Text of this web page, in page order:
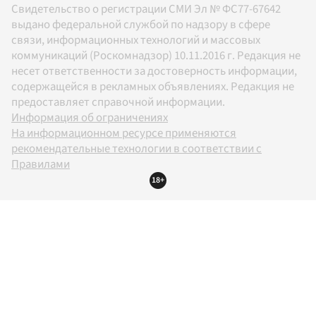
Свидетельство о регистрации СМИ Эл № ФС77-67642
выдано федеральной службой по надзору в сфере
связи, информационных технологий и массовых
коммуникаций (Роскомнадзор) 10.11.2016 г. Редакция не
несет ответственности за достоверность информации,
содержащейся в рекламных объявлениях. Редакция не
предоставляет справочной информации.
Информация об ограничениях
На информационном ресурсе применяются
рекомендательные технологии в соответствии с
Правилами
18+